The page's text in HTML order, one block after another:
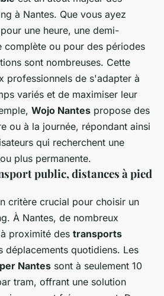
à Nantes. Que vous ayez
une heure, une demi-
complète ou pour des périodes
sont nombreuses. Cette
professionnels de s'adapter à
variés et de maximiser leur
Wojo Nantes propose des
ou à la journée, répondant ainsi
qui recherchent une
plus permanente.
public, distances à pied
critère crucial pour choisir un
À Nantes, de nombreux
proximité des transports
déplacements quotidiens. Les
Nantes sont à seulement 10
tram, offrant une solution